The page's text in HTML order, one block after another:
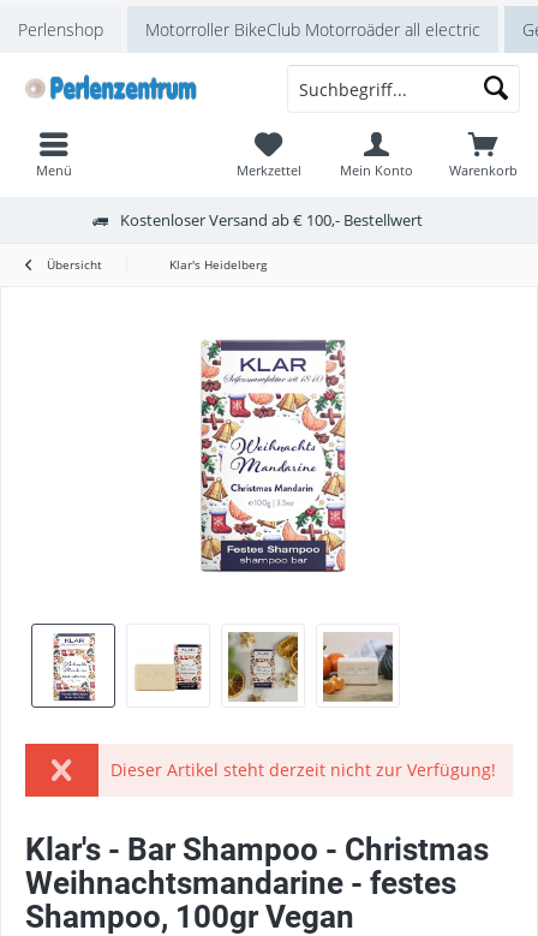
Perlenshop Motorroller BikeClub Motorroäder all electric
Kostenloser Versand ab € 100,- Bestellwert
Warenkorb
Merkzettel Mein Konto
Menü
Übersicht Klar's Heidelberg
Dieser Artikel steht derzeit nicht zur Verfügung!
Klar's - Bar Shampoo - Christmas
Weihnachtsmandarine - festes
Shampoo, 100gr Vegan